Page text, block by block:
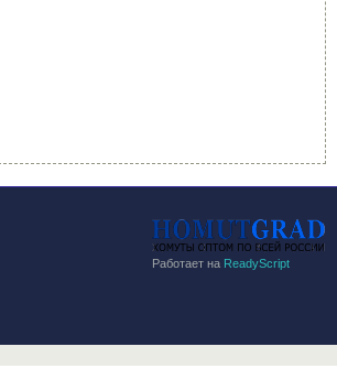
Работает на ReadyScript